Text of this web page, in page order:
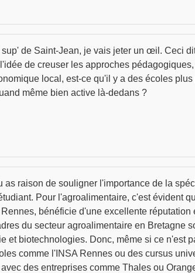
de Saint-Jean, je vais jeter un œil. Ceci
de creuser les approches
local, est-ce qu'il y a des écoles
même bien active là-dedans ?
as raison de souligner l'importance de la
Pour l'agroalimentaire, c'est évident
bénéficie d'une excellente
du secteur agroalimentaire en
et biotechnologies. Donc, même si ce n'est
comme l'INSA Rennes ou des cursus
des entreprises comme Thales ou